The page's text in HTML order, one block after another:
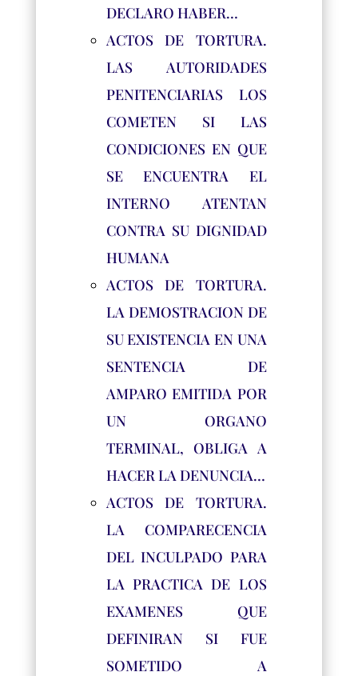
DECLARO HABER…
ACTOS DE TORTURA.
LAS AUTORIDADES
PENITENCIARIAS LOS
COMETEN SI LAS
CONDICIONES EN QUE
SE ENCUENTRA EL
INTERNO ATENTAN
CONTRA SU DIGNIDAD
HUMANA
ACTOS DE TORTURA.
LA DEMOSTRACION DE
SU EXISTENCIA EN UNA
SENTENCIA DE
AMPARO EMITIDA POR
UN ORGANO
TERMINAL, OBLIGA A
HACER LA DENUNCIA…
ACTOS DE TORTURA.
LA COMPARECENCIA
DEL INCULPADO PARA
LA PRACTICA DE LOS
EXAMENES QUE
DEFINIRAN SI FUE
SOMETIDO A